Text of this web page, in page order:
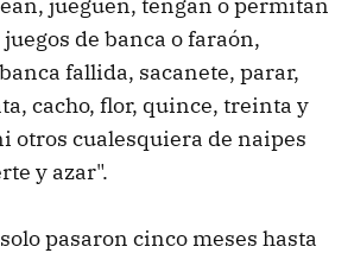
de banca o faraón,
fallida, sacanete, parar,
cacho, flor, quince, treinta y
otros cualesquiera de naipes
y azar".
pasaron cinco meses hasta